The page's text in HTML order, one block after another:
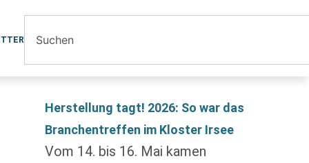
Herstellung tagt! 2026: So war das
Branchentreffen im Kloster Irsee
Vom 14. bis 16. Mai kamen